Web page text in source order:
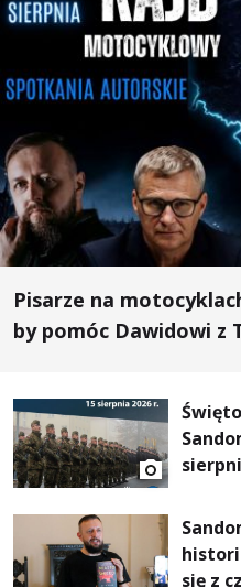
Pisarze na
by pomóc Dawidowi z
się z